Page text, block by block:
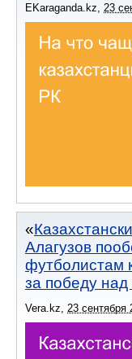
EKaraganda.kz 23
Алагузов
футболистам
за победу
Vera.kz 23 сентября